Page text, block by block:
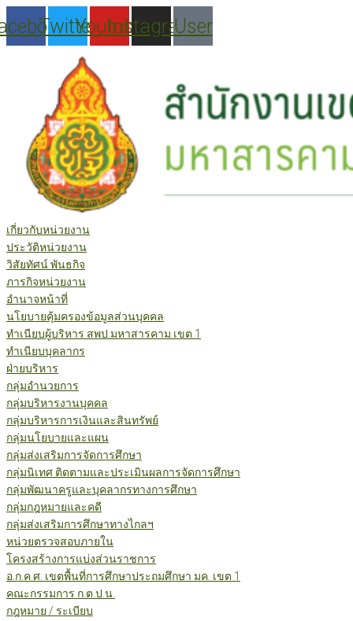
to
content
TwitterYoutube
Instagram
User
เกี่ยวกับหน่วยงาน
ประวัติหน่วยงาน
วิสัยทัศน์ พันธกิจ
ภารกิจหน่วยงาน
อำนาจหน้าที่
นโยบายคุ้มครองข้อมูลส่วนบุคคล
ทำเนียบผู้บริหาร สพป.มหาสารคาม เขต 1
ทำเนียบบุคลากร
ฝ่ายบริหาร
กลุ่มอำนวยการ
กลุ่มบริหารงานบุคคล
กลุ่มบริหารการเงินและสินทรัพย์
กลุ่มนโยบายและแผน
กลุ่มส่งเสริมการจัดการศึกษา
กลุ่มนิเทศ ติดตามและประเมินผลการจัดการศึกษา
กลุ่มพัฒนาครูและบุคลากรทางการศึกษา
กลุ่มกฎหมายและคดี
กลุ่มส่งเสริมการศึกษาทางไกลฯ
หน่วยตรวจสอบภายใน
โครงสร้างการแบ่งส่วนราชการ
อ.ก.ค.ศ. เขตพื้นที่การศึกษาประถมศึกษา มค. เขต 1
คณะกรรมการ ก.ต.ป.น.
กฎหมาย / ระเบียบ